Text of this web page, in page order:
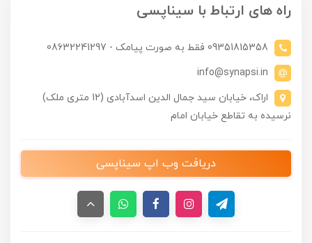
راه های ارتباط با سیناپسی
09351815358 فقط به صورت پیامک - 08632241297
info@synapsi.in
اراک، خیابان سید جمال الدین اسدآبادی (12 متری ملک)
نرسیده به تقاطع خیابان امام
دریافت وب اپ سیناپسی